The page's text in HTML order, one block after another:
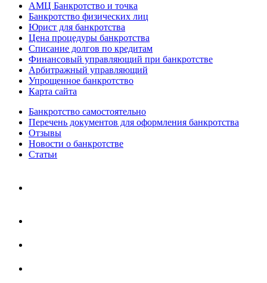
АМЦ Банкротство и точка
Банкротство физических лиц
Юрист для банкротства
Цена процедуры банкротства
Списание долгов по кредитам
Финансовый управляющий при банкротстве
Арбитражный управляющий
Упрощенное банкротство
Карта сайта
Банкротство самостоятельно
Перечень документов для оформления банкротства
Отзывы
Новости о банкротстве
Статьи